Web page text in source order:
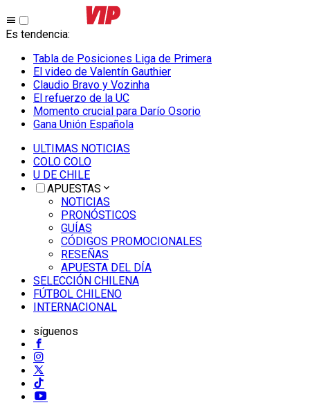
Es tendencia:
Tabla de Posiciones Liga de Primera
El video de Valentín Gauthier
Claudio Bravo y Vozinha
El refuerzo de la UC
Momento crucial para Darío Osorio
Gana Unión Española
ULTIMAS NOTICIAS
COLO COLO
U DE CHILE
APUESTAS
NOTICIAS
PRONÓSTICOS
GUÍAS
CÓDIGOS PROMOCIONALES
RESEÑAS
APUESTA DEL DÍA
SELECCIÓN CHILENA
FÚTBOL CHILENO
INTERNACIONAL
síguenos